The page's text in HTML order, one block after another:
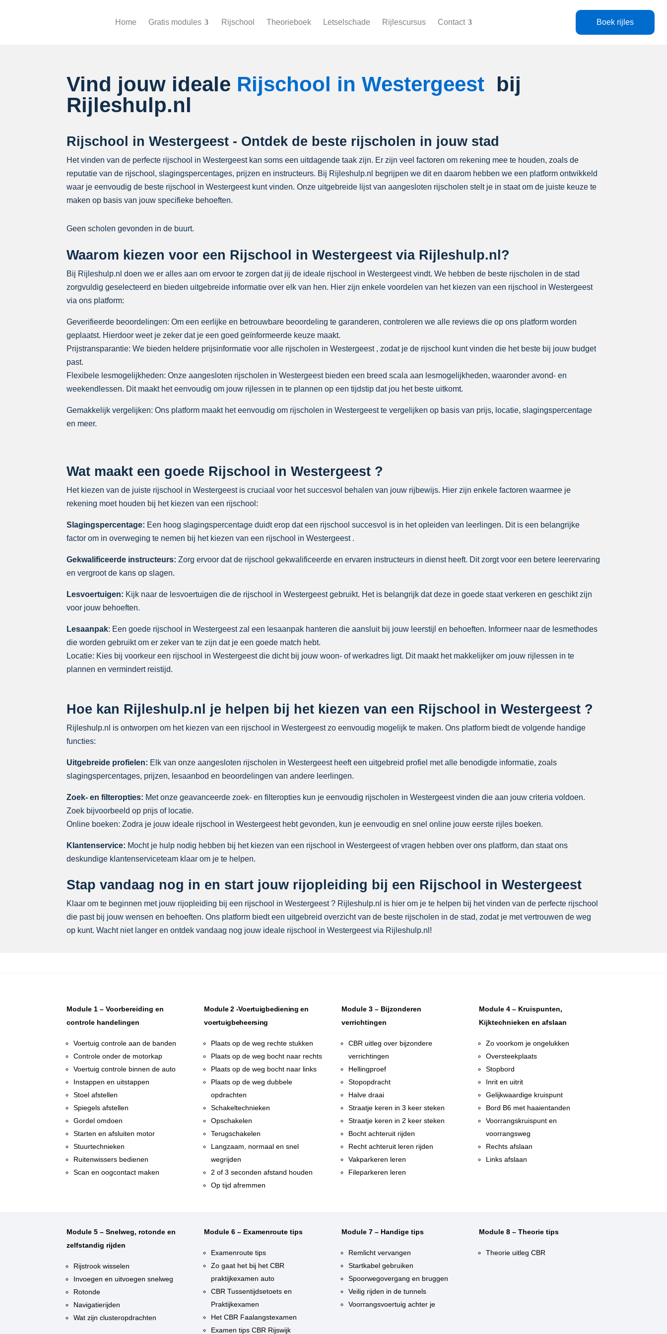
Home Gratis modules Rijschool Theorieboek Letselschade Rijlescursus Contact Boek rijles
Vind jouw ideale Rijschool in Westergeest bij
Rijleshulp.nl
Rijschool in Westergeest - Ontdek de beste rijscholen in jouw stad
Het vinden van de perfecte rijschool in Westergeest kan soms een uitdagende taak zijn. Er zijn veel factoren om rekening mee te houden, zoals de
reputatie van de rijschool, slagingspercentages, prijzen en instructeurs. Bij Rijleshulp.nl begrijpen we dit en daarom hebben we een platform ontwikkeld
waar je eenvoudig de beste rijschool in Westergeest kunt vinden. Onze uitgebreide lijst van aangesloten rijscholen stelt je in staat om de juiste keuze te
maken op basis van jouw specifieke behoeften.
Geen scholen gevonden in de buurt.
Waarom kiezen voor een Rijschool in Westergeest via Rijleshulp.nl?
Bij Rijleshulp.nl doen we er alles aan om ervoor te zorgen dat jij de ideale rijschool in Westergeest vindt. We hebben de beste rijscholen in de stad
zorgvuldig geselecteerd en bieden uitgebreide informatie over elk van hen. Hier zijn enkele voordelen van het kiezen van een rijschool in Westergeest
via ons platform:
Geverifieerde beoordelingen: Om een eerlijke en betrouwbare beoordeling te garanderen, controleren we alle reviews die op ons platform worden
geplaatst. Hierdoor weet je zeker dat je een goed geïnformeerde keuze maakt.
Prijstransparantie: We bieden heldere prijsinformatie voor alle rijscholen in Westergeest , zodat je de rijschool kunt vinden die het beste bij jouw budget
past.
Flexibele lesmogelijkheden: Onze aangesloten rijscholen in Westergeest bieden een breed scala aan lesmogelijkheden, waaronder avond- en
weekendlessen. Dit maakt het eenvoudig om jouw rijlessen in te plannen op een tijdstip dat jou het beste uitkomt.
Gemakkelijk vergelijken: Ons platform maakt het eenvoudig om rijscholen in Westergeest te vergelijken op basis van prijs, locatie, slagingspercentage
en meer.
Wat maakt een goede Rijschool in Westergeest ?
Het kiezen van de juiste rijschool in Westergeest is cruciaal voor het succesvol behalen van jouw rijbewijs. Hier zijn enkele factoren waarmee je
rekening moet houden bij het kiezen van een rijschool:
Slagingspercentage: Een hoog slagingspercentage duidt erop dat een rijschool succesvol is in het opleiden van leerlingen. Dit is een belangrijke
factor om in overweging te nemen bij het kiezen van een rijschool in Westergeest .
Gekwalificeerde instructeurs: Zorg ervoor dat de rijschool gekwalificeerde en ervaren instructeurs in dienst heeft. Dit zorgt voor een betere leerervaring
en vergroot de kans op slagen.
Lesvoertuigen: Kijk naar de lesvoertuigen die de rijschool in Westergeest gebruikt. Het is belangrijk dat deze in goede staat verkeren en geschikt zijn
voor jouw behoeften.
Lesaanpak: Een goede rijschool in Westergeest zal een lesaanpak hanteren die aansluit bij jouw leerstijl en behoeften. Informeer naar de lesmethodes
die worden gebruikt om er zeker van te zijn dat je een goede match hebt.
Locatie: Kies bij voorkeur een rijschool in Westergeest die dicht bij jouw woon- of werkadres ligt. Dit maakt het makkelijker om jouw rijlessen in te
plannen en vermindert reistijd.
Hoe kan Rijleshulp.nl je helpen bij het kiezen van een Rijschool in Westergeest ?
Rijleshulp.nl is ontworpen om het kiezen van een rijschool in Westergeest zo eenvoudig mogelijk te maken. Ons platform biedt de volgende handige
functies:
Uitgebreide profielen: Elk van onze aangesloten rijscholen in Westergeest heeft een uitgebreid profiel met alle benodigde informatie, zoals
slagingspercentages, prijzen, lesaanbod en beoordelingen van andere leerlingen.
Zoek- en filteropties: Met onze geavanceerde zoek- en filteropties kun je eenvoudig rijscholen in Westergeest vinden die aan jouw criteria voldoen.
Zoek bijvoorbeeld op prijs of locatie.
Online boeken: Zodra je jouw ideale rijschool in Westergeest hebt gevonden, kun je eenvoudig en snel online jouw eerste rijles boeken.
Klantenservice: Mocht je hulp nodig hebben bij het kiezen van een rijschool in Westergeest of vragen hebben over ons platform, dan staat ons
deskundige klantenserviceteam klaar om je te helpen.
Stap vandaag nog in en start jouw rijopleiding bij een Rijschool in Westergeest
Klaar om te beginnen met jouw rijopleiding bij een rijschool in Westergeest ? Rijleshulp.nl is hier om je te helpen bij het vinden van de perfecte rijschool
die past bij jouw wensen en behoeften. Ons platform biedt een uitgebreid overzicht van de beste rijscholen in de stad, zodat je met vertrouwen de weg
op kunt. Wacht niet langer en ontdek vandaag nog jouw ideale rijschool in Westergeest via Rijleshulp.nl!
Module 1 – Voorbereiding en
controle handelingen
Voertuig controle aan de banden
Controle onder de motorkap
Voertuig controle binnen de auto
Instappen en uitstappen
Stoel afstellen
Spiegels afstellen
Gordel omdoen
Starten en afsluiten motor
Stuurtechnieken
Ruitenwissers bedienen
Scan en oogcontact maken
Module 2 -Voertuigbediening en
voertuigbeheersing
Plaats op de weg rechte stukken
Plaats op de weg bocht naar rechts
Plaats op de weg bocht naar links
Plaats op de weg dubbele
opdrachten
Schakeltechnieken
Opschakelen
Terugschakelen
Langzaam, normaal en snel
wegrijden
2 of 3 seconden afstand houden
Op tijd afremmen
Module 3 – Bijzonderen
verrichtingen
CBR uitleg over bijzondere
verrichtingen
Hellingproef
Stopopdracht
Halve draai
Straatje keren in 3 keer steken
Straatje keren in 2 keer steken
Bocht achteruit rijden
Recht achteruit leren rijden
Vakparkeren leren
Fileparkeren leren
Module 4 – Kruispunten,
Kijktechnieken en afslaan
Zo voorkom je ongelukken
Oversteekplaats
Stopbord
Inrit en uitrit
Gelijkwaardige kruispunt
Bord B6 met haaientanden
Voorrangskruispunt en
voorrangsweg
Rechts afslaan
Links afslaan
Module 5 – Snelweg, rotonde en
zelfstandig rijden
Rijstrook wisselen
Invoegen en uitvoegen snelweg
Rotonde
Navigatierijden
Wat zijn clusteropdrachten
Module 6 – Examenroute tips
Examenroute tips
Zo gaat het bij het CBR
praktijkexamen auto
CBR Tussentijdsetoets en
Praktijkexamen
Het CBR Faalangstexamen
Examen tips CBR Rijswijk
Module 7 – Handige tips
Remlicht vervangen
Startkabel gebruiken
Spoorwegovergang en bruggen
Veilig rijden in de tunnels
Voorrangsvoertuig achter je
Module 8 – Theorie tips
Theorie uitleg CBR